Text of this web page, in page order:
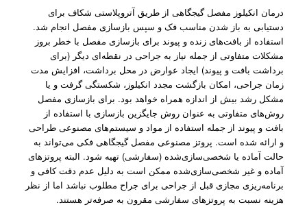
درمان انکیلوز مفصل گیجگاهی از طریق آتروپلاستی شکاف برای
دستیابی به باز شدن مناسب فک و سپس بازسازی مفصل انجام شد.
استفاده از بافت‌های زنده و پیوند برای بازسازی مفصل با خطر بروز
مشکلات متفاوتی از جمله نیاز به جراحی در نقطه‌ای دیگر (برای
برداشت بافت و پیوند) ایجاد عوارض در محل برداشت، افزایش مدت
زمان جراحی، امکان بازگشت مجدد انکیلوز، شکستگی گرفت و یا
مشکل رشد بیش از اندازه همراه خواهد بود. برای بازسازی مفصل
روش‌های متفاوتی به عنوان روش جایگزین بازسازی با استفاده از
بافت و پیوند از جمله استفاده از مواد و سیستم‌های مصنوعی طراحی
و ارائه شده‌ است. پروتز مصنوعی مفصل گیجگاهی فکی می‌تواند به
حالت آماده یا شخصی‌سازی‌شده (سفارشی) تهیه شود. البته پروتز‌های
آماده و غیر شخصی‌سازی‌شده ممکن است به دلیل عدم دقت کافی و
برنامه‌ریزی مجازی قبل از جراحی برای جراح مطلوب نباشد اما از نظر
هزینه نسبت به پروتز‌های سفارشی مقرون به صرفه‌تر هستند.